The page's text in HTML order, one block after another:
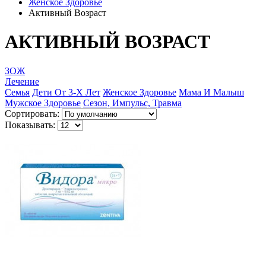
Женское Здоровье
Активный Возраст
АКТИВНЫЙ ВОЗРАСТ
ЗОЖ
Лечение
Семья Дети От 3-Х Лет Женское Здоровье Мама И Малыш
Мужское Здоровье Сезон, Импульс, Травма
Сортировать:
Показывать: